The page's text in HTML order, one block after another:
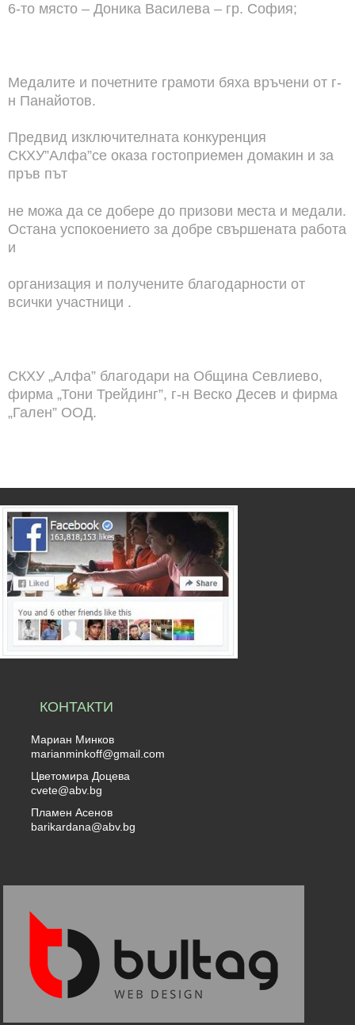
6-то място – Доника Василева – гр. София;
Медалите и почетните грамоти бяха връчени от г-
н Панайотов.
Предвид изключителната конкуренция
СКХУ”Алфа”се оказа гостоприемен домакин и за
пръв път
не можа да се добере до призови места и медали.
Остана успокоението за добре свършената работа
и
организация и получените благодарности от
всички участници .
СКХУ „Алфа” благодари на Община Севлиево,
фирма „Тони Трейдинг”, г-н Веско Десев и фирма
„Гален” ООД.
КОНТАКТИ
Мариан Минков
marianminkoff@gmail.com
Цветомира Доцева
cvete@abv.bg
Пламен Асенов
barikardana@abv.bg